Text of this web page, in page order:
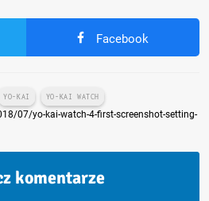
Facebook
YO-KAI YO-KAI WATCH
07/yo-kai-watch-4-first-screenshot-setting-
komentarze